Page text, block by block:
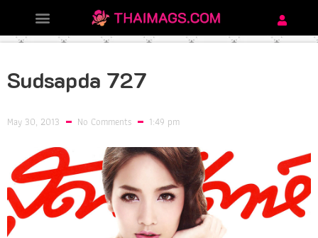
Sudsapda 727
May 30, 2013 No Comments 1:49 pm